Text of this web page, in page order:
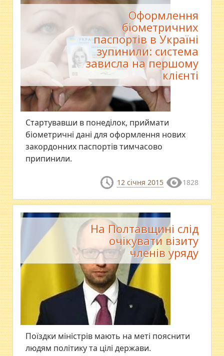
Оформлення
біометричних
паспортів в Україні
зупинили: система
зависла на першому
клієнті
Стартувавши в понеділок, приймати
біометричні дані для оформлення нових
закордонних паспортів тимчасово
припинили.
12 січня 2015 1828
На Полтавщині слід
очікувати візиту
членів уряду
Поїздки міністрів мають на меті пояснити
людям політику та цілі держави.